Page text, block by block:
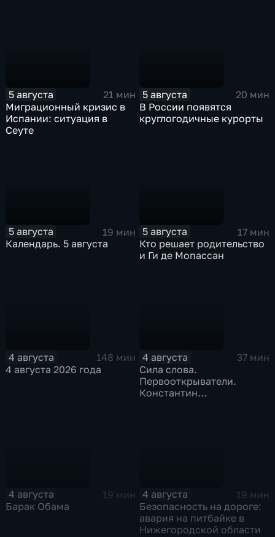
5 августа
21 мин
Миграционный кризис в
Испании: ситуация в
Сеуте
5 августа
20 мин
В России появятся
круглогодичные курорты
5 августа
19 мин
Календарь. 5 августа
5 августа
17 мин
Кто решает родительство
и Ги де Мопассан
4 августа
148 мин
4 августа 2026 года
4 августа
37 мин
Сила слова.
Первооткрыватели.
Константин
4 августа
19 мин
Барак Обама
4 августа
19 мин
Безопасность на дороге:
авария на питбайке в
Нижегородской области